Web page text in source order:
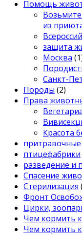
Помощь
из
защита
Москва
Санкт-
Породы (2)
Права
Красота
птицефабрики
разведение и
Спасение
Стерилизация
Фронт
Цирки,
Чем кормить
Чем кормить